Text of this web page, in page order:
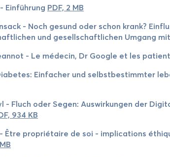
Ein­füh­rung PDF, 2 MB
- Noch ge­sund oder schon krank?
und ge­sell­schaft­li­chen Um­gang
- Le médecin, Dr Goog­le et les
Ein­fa­cher und selbst­be­stimm­ter
- Fluch oder Segen: Aus­wir­kun­gen der
934 KB
Être propriétaire de soi - im­pli­ca­ti­ons